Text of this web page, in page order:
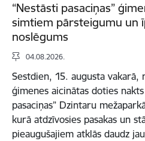
“Nestāsti pasaciņas”
simtiem pārsteigumu un
noslēgums
04.08.2026.
Sestdien, 15. augusta
ģimenes aicinātas doties
pasaciņas” Dzintaru
kurā atdzīvosies pasakas un
pieaugušajiem atklās daudz